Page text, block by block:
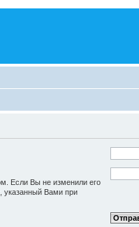
Если Вы не изменили его
указанный Вами при